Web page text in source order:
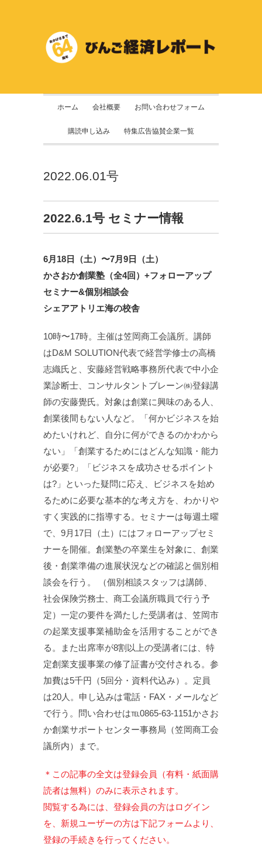
ホーム 会社概要 お問い合わせフォーム
購読申し込み 特集広告協賛企業一覧
2022.06.01号
2022.6.1号 セミナー情報
6月18日（土）〜7月9日（土）
かさおか創業塾（全4回）+フォローアップ
セミナー&個別相談会
シェアアトリエ海の校舎
10時〜17時。主催は笠岡商工会議所。講師
はD&M SOLUTION代表で経営学修士の高橋
志織氏と、安藤経営戦略事務所代表で中小企
業診断士、コンサルタントブレーン㈱登録講
師の安藤覺氏。対象は創業に興味のある人、
創業後間もない人など。「何かビジネスを始
めたいけれど、自分に何ができるのかわから
ない」「創業するためにはどんな知識・能力
が必要?」「ビジネスを成功させるポイント
は?」といった疑問に応え、ビジネスを始め
るために必要な基本的な考え方を、わかりや
すく実践的に指導する。セミナーは毎週土曜
で、9月17日（土）にはフォローアップセミ
ナーを開催。創業塾の卒業生を対象に、創業
後・創業準備の進展状況などの確認と個別相
談会を行う。 （個別相談スタッフは講師、
社会保険労務士、商工会議所職員で行う予
定）一定の要件を満たした受講者は、笠岡市
の起業支援事業補助金を活用することができ
る。また出席率が8割以上の受講者には、特
定創業支援事業の修了証書が交付される。参
加費は5千円（5回分・資料代込み）。定員
は20人。申し込みは電話・FAX・メールなど
で行う。問い合わせは℡0865-63-1151かさお
か創業サポートセンター事務局（笠岡商工会
議所内）まで。
＊この記事の全文は登録会員（有料・紙面購
読者は無料）のみに表示されます。
閲覧する為には、登録会員の方はログイン
を、新規ユーザーの方は下記フォームより、
登録の手続きを行ってください。